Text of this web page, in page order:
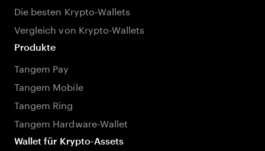
Die besten Krypto-Wallets
Vergleich von Krypto-Wallets
Produkte
Tangem Pay
Tangem Mobile
Tangem Ring
Tangem Hardware-Wallet
Wallet für Krypto-Assets